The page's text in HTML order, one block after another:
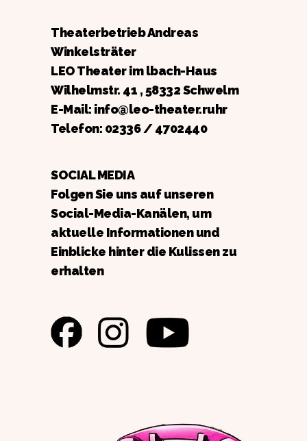
Theaterbetrieb Andreas
Winkelsträter
LEO Theater im lbach-Haus
Wilhelmstr. 41 , 58332 Schwelm
E-Mail: info@leo-theater.ruhr
Telefon: 02336 / 4702440
SOCIAL MEDIA
Folgen Sie uns auf unseren
Social-Media-Kanälen, um
aktuelle Informationen und
Einblicke hinter die Kulissen zu
erhalten